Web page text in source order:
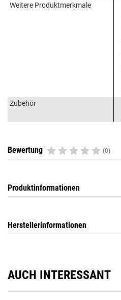
Weitere Produktmerkmale
Zubehör
Bewertung (0)
Produktinformationen
Herstellerinformationen
AUCH INTERESSANT